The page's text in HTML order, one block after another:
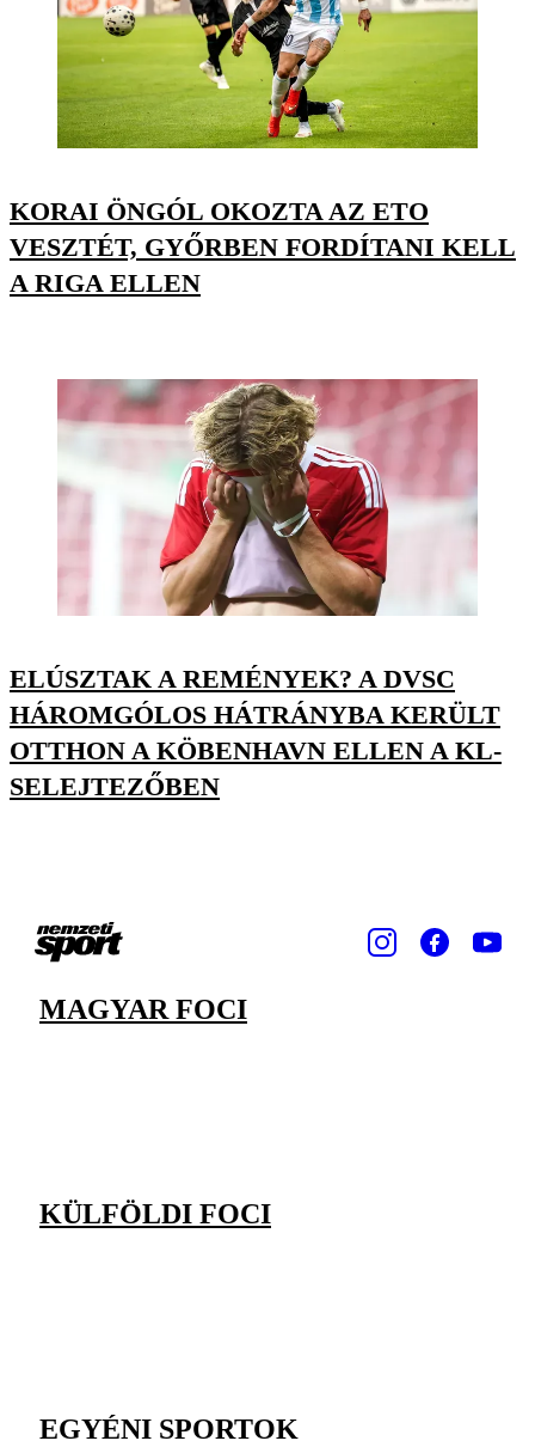
KORAI ÖNGÓL OKOZTA AZ ETO
VESZTÉT, GYŐRBEN FORDÍTANI KELL
A RIGA ELLEN
ELÚSZTAK A REMÉNYEK? A DVSC
HÁROMGÓLOS HÁTRÁNYBA KERÜLT
OTTHON A KÖBENHAVN ELLEN A KL-
SELEJTEZŐBEN
MAGYAR FOCI
KÜLFÖLDI FOCI
EGYÉNI SPORTOK